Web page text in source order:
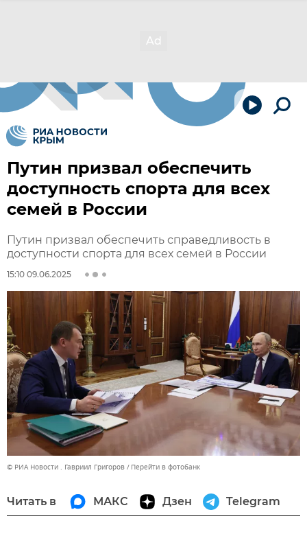
Путин призвал обеспечить
доступность спорта для всех
семей в России
Путин призвал обеспечить справедливость в
доступности спорта для всех семей в России
15:10 09.06.2025
© РИА Новости . Гавриил Григоров Перейти в фотобанк
Читать в МАКС Дзен Telegram